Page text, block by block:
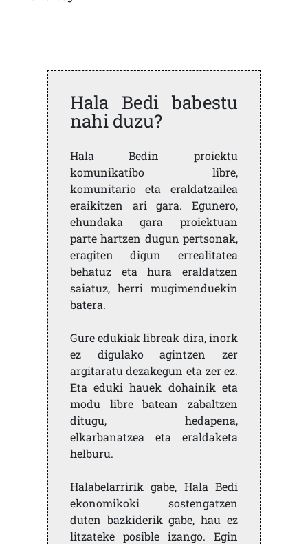
Hala Bedi babestu
nahi duzu?
Hala Bedin proiektu
komunikatibo libre,
komunitario eta eraldatzailea
eraikitzen ari gara. Egunero,
ehundaka gara proiektuan
parte hartzen dugun pertsonak,
eragiten digun errealitatea
behatuz eta hura eraldatzen
saiatuz, herri mugimenduekin
batera.
Gure edukiak libreak dira, inork
ez digulako agintzen zer
argitaratu dezakegun eta zer ez.
Eta eduki hauek dohainik eta
modu libre batean zabaltzen
ditugu, hedapena,
elkarbanatzea eta eraldaketa
helburu.
Halabelarririk gabe, Hala Bedi
ekonomikoki sostengatzen
duten bazkiderik gabe, hau ez
litzateke posible izango. Egin